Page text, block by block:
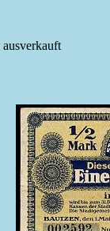
ausverkauft